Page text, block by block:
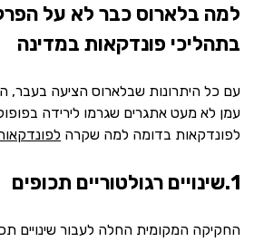
למה בלארוס כבר לא על
בתהליכי פונדקאות במדינה
עם כל היתרונות שבלארוס הציעה בעבר,
עמן לא מעט אתגרים שגרמו לירידה
לפונדקאות בדומה למה שקרה
1.שינויים רגולטוריים תכופים
החקיקה המקומית החלה לעבור שינויים